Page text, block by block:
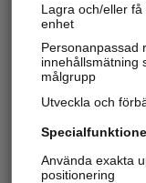
Lagra och/eller
enhet
Personanpassad
innehållsmätning
målgrupp
Utveckla och
Använda exakta
positionering